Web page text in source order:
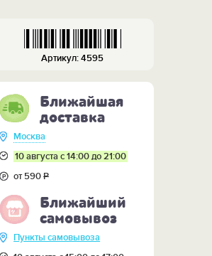
Артикул: 4595
Ближайшая
доставка
Москва
10 августа с 14:00 до 21:00
от 590Р
Ближайший
самовывоз
Пункты самовывоза